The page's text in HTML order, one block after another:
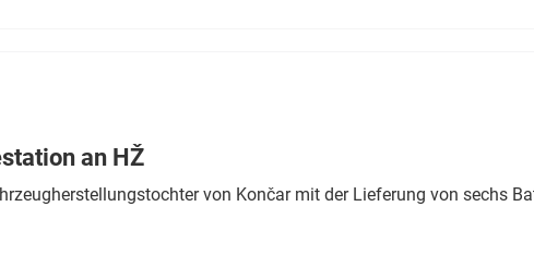
an HŽ
von Končar mit der Lieferung von sechs